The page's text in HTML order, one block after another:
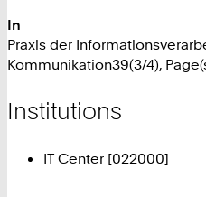
In
Praxis der
Kommunikation39(3/4),
Institutions
IT Center [022000]